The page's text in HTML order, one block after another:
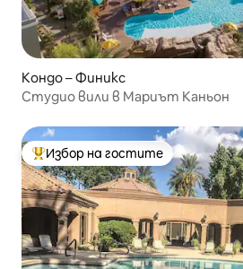
Кондо – Финикс
Студио вили в Мариът Каньон
Най-популярен избор на гостите
Избор на гостите